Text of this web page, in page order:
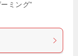
ミング”